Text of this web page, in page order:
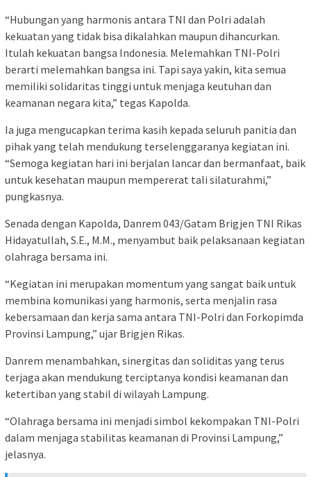
“Hubungan yang harmonis antara TNI dan Polri adalah
kekuatan yang tidak bisa dikalahkan maupun dihancurkan.
Itulah kekuatan bangsa Indonesia. Melemahkan TNI-Polri
berarti melemahkan bangsa ini. Tapi saya yakin, kita semua
memiliki solidaritas tinggi untuk menjaga keutuhan dan
keamanan negara kita,” tegas Kapolda.
Ia juga mengucapkan terima kasih kepada seluruh panitia dan
pihak yang telah mendukung terselenggaranya kegiatan ini.
“Semoga kegiatan hari ini berjalan lancar dan bermanfaat, baik
untuk kesehatan maupun mempererat tali silaturahmi,”
pungkasnya.
Senada dengan Kapolda, Danrem 043/Gatam Brigjen TNI Rikas
Hidayatullah, S.E., M.M., menyambut baik pelaksanaan kegiatan
olahraga bersama ini.
“Kegiatan ini merupakan momentum yang sangat baik untuk
membina komunikasi yang harmonis, serta menjalin rasa
kebersamaan dan kerja sama antara TNI-Polri dan Forkopimda
Provinsi Lampung,” ujar Brigjen Rikas.
Danrem menambahkan, sinergitas dan soliditas yang terus
terjaga akan mendukung terciptanya kondisi keamanan dan
ketertiban yang stabil di wilayah Lampung.
“Olahraga bersama ini menjadi simbol kekompakan TNI-Polri
dalam menjaga stabilitas keamanan di Provinsi Lampung,”
jelasnya.